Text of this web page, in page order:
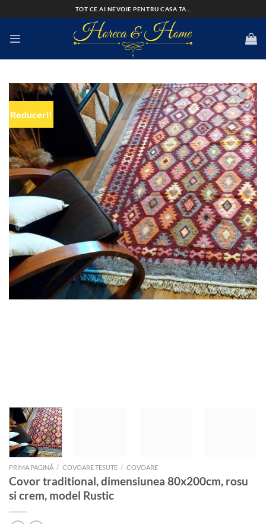
to
TOT CE AI NEVOIE PENTRU CASA TA...
Reduceri!
Add to
wishlist
PRIMA PAGINĂ / COVOARE TESUTE / COVOARE
Covor traditional, dimensiunea 80x200cm, rosu
si crem, model Rustic